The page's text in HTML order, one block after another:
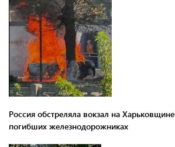
Россия обстреляла вокзал на
погибших железнодорожниках